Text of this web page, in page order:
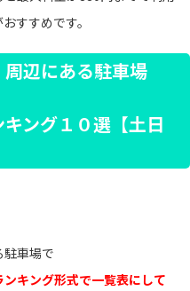
すすめです。
辺にある駐車場
ング１０選【土日
車場で
キング形式で一覧表にして